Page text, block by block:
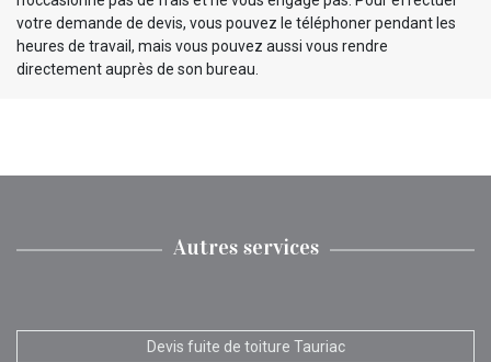
votre demande de devis, vous pouvez le téléphoner pendant les
heures de travail, mais vous pouvez aussi vous rendre
directement auprès de son bureau.
Autres services
Devis fuite de toiture Tauriac